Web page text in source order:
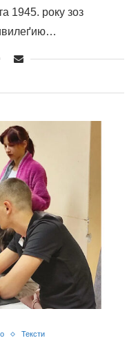
1945. року зоз
Тексти